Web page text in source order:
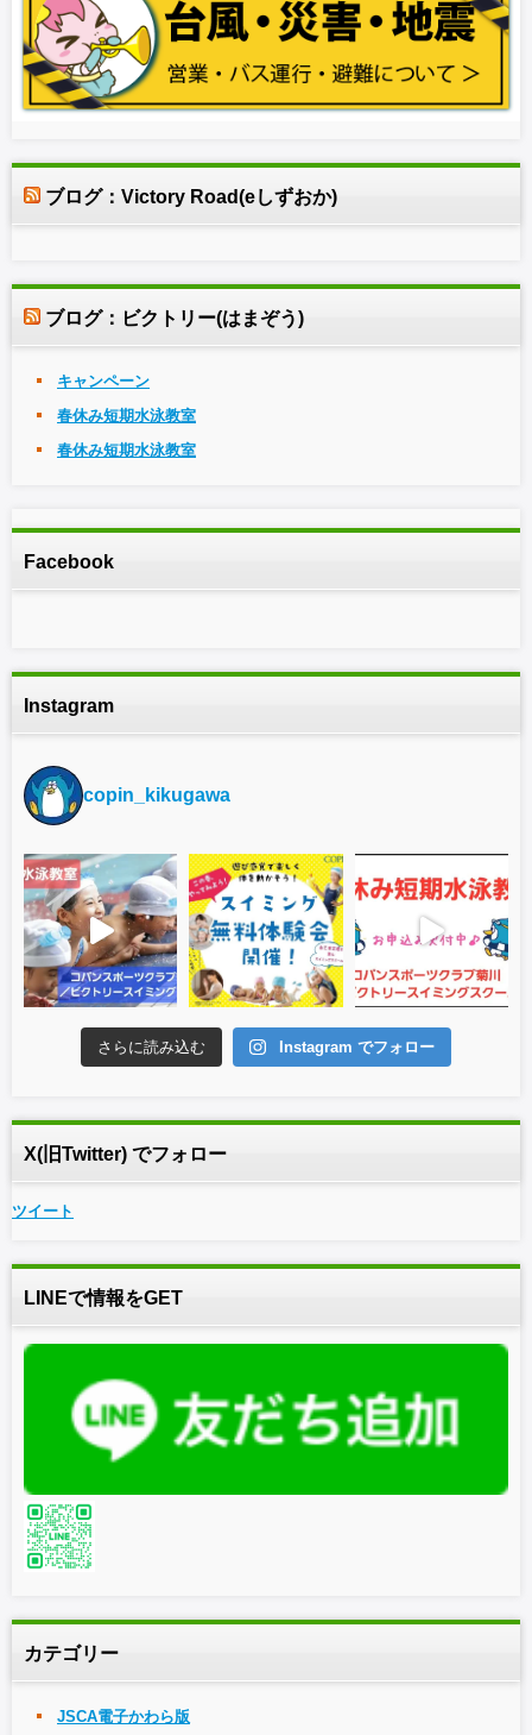
ブログ：Victory Road(eしずおか)
ブログ：ビクトリー(はまぞう)
キャンペーン
春休み短期水泳教室
春休み短期水泳教室
Facebook
Instagram
copin_kikugawa
さらに読み込む Instagram でフォロー
X(旧Twitter) でフォロー
ツイート
LINEで情報をGET
カテゴリー
JSCA電子かわら版